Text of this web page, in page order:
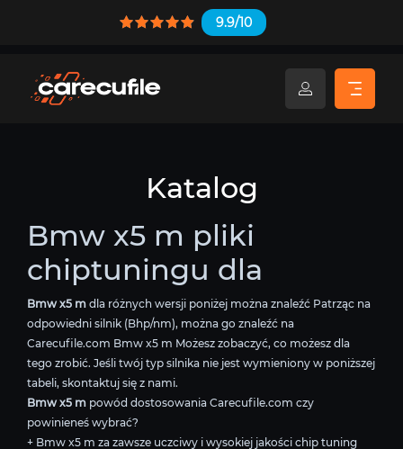
9.9/10
Katalog
Bmw x5 m pliki
chiptuningu dla
Bmw x5 m dla różnych wersji poniżej można znaleźć Patrząc na
odpowiedni silnik (Bhp/nm), można go znaleźć na
Carecufile.com Bmw x5 m Możesz zobaczyć, co możesz dla
tego zrobić. Jeśli twój typ silnika nie jest wymieniony w poniższej
tabeli, skontaktuj się z nami.
Bmw x5 m powód dostosowania Carecufile.com czy
powinieneś wybrać?
+ Bmw x5 m za zawsze uczciwy i wysokiej jakości chip tuning